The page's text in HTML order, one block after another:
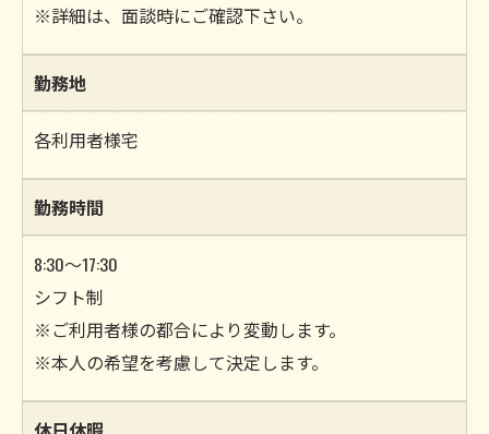
※詳細は、面談時にご確認下さい。
勤務地
各利用者様宅
勤務時間
8:30～17:30
シフト制
※ご利用者様の都合により変動します。
※本人の希望を考慮して決定します。